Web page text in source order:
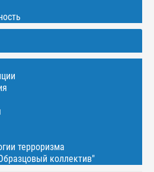
терроризма
коллектив"